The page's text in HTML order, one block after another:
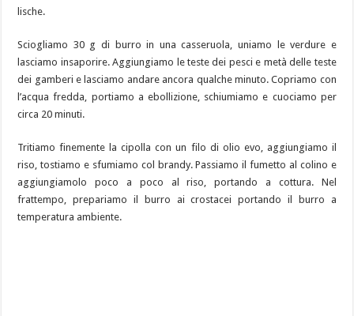
lische.
Sciogliamo 30 g di burro in una casseruola, uniamo le verdure e
lasciamo insaporire. Aggiungiamo le teste dei pesci e metà delle teste
dei gamberi e lasciamo andare ancora qualche minuto. Copriamo con
l’acqua fredda, portiamo a ebollizione, schiumiamo e cuociamo per
circa 20 minuti.
Tritiamo finemente la cipolla con un filo di olio evo, aggiungiamo il
riso, tostiamo e sfumiamo col brandy. Passiamo il fumetto al colino e
aggiungiamolo poco a poco al riso, portando a cottura. Nel
frattempo, prepariamo il burro ai crostacei portando il burro a
temperatura ambiente.